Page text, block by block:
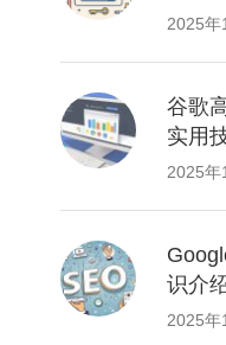
2025年
谷歌
实用
2025年
识介
2025年